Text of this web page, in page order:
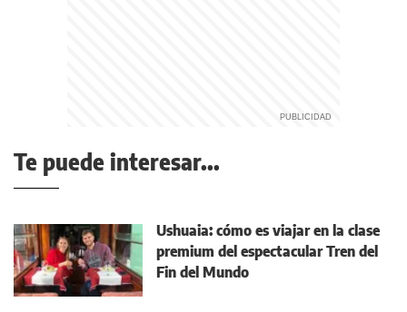
Te puede interesar...
Ushuaia: cómo es viajar en la clase
premium del espectacular Tren del
Fin del Mundo